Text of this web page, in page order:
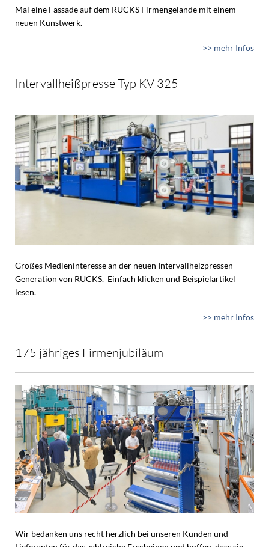
Mal eine Fassade auf dem RUCKS Firmengelände mit einem
neuen Kunstwerk.
>> mehr Infos
Intervallheißpresse Typ KV 325
Großes Medieninteresse an der neuen Intervallheizpressen-
Generation von RUCKS. Einfach klicken und Beispielartikel
lesen.
>> mehr Infos
175 jähriges Firmenjubiläum
Wir bedanken uns recht herzlich bei unseren Kunden und